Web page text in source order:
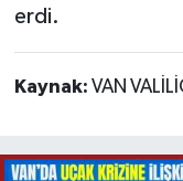
erdi.
Kaynak: VAN